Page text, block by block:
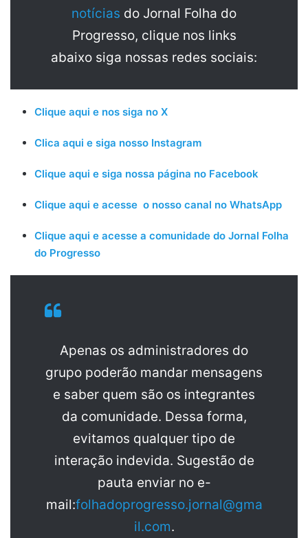
notícias do Jornal Folha do
Progresso, clique nos links
abaixo siga nossas redes sociais:
Clique aqui e nos siga no X
Clica aqui e siga nosso Instagram
Clique aqui e siga nossa página no Facebook
Clique aqui e acesse o nosso canal no WhatsApp
Clique aqui e acesse a comunidade do Jornal Folha
do Progresso
Apenas os administradores do
grupo poderão mandar mensagens
e saber quem são os integrantes
da comunidade. Dessa forma,
evitamos qualquer tipo de
interação indevida. Sugestão de
pauta enviar no e-
mail:folhadoprogresso.jornal@gma
il.com.